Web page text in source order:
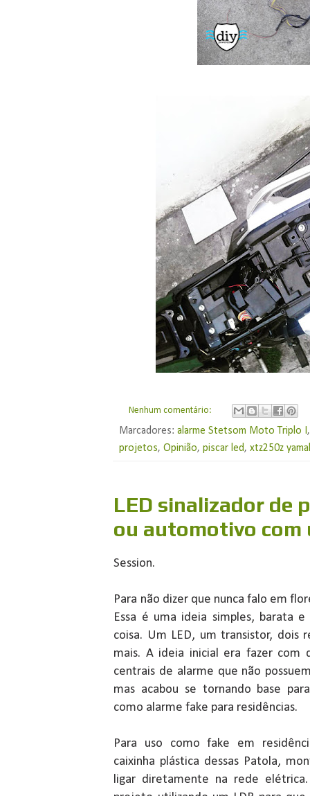
Nenhum comentário:
Marcadores:alarme Stetsom Moto Triplo I
projetos,Opinião,piscar led,xtz250z
LED sinalizador de
ou automotivo
Session.
Para não dizer que nunca falo em
Essa é uma ideia simples, barata
coisa. Um LED, um transistor, dois
mais. A ideia inicial era fazer com
centrais de alarme que não
mas acabou se tornando base
como alarme fake para residências.
Para uso como fake em
caixinha plástica dessas Patola,
ligar diretamente na rede